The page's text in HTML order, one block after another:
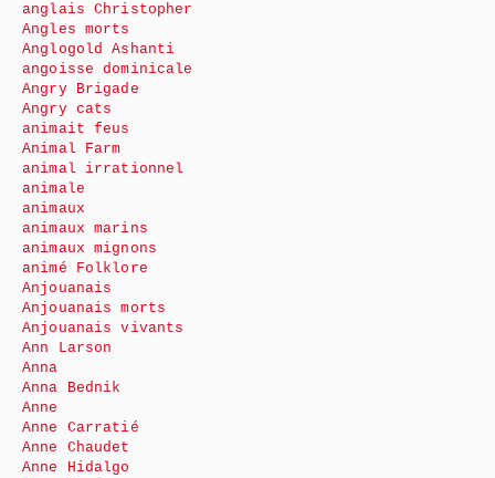
anglais Christopher
Angles morts
Anglogold Ashanti
angoisse dominicale
Angry Brigade
Angry cats
animait feus
Animal Farm
animal irrationnel
animale
animaux
animaux marins
animaux mignons
animé Folklore
Anjouanais
Anjouanais morts
Anjouanais vivants
Ann Larson
Anna
Anna Bednik
Anne
Anne Carratié
Anne Chaudet
Anne Hidalgo